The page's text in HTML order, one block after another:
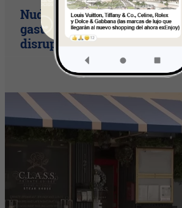
Nude Dining: Miami
gastronómico con la cena
disruptiva del año